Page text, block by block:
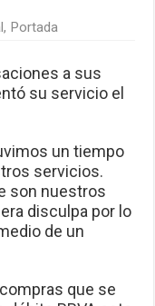
, Portada
a sus
su servicio el
un tiempo
servicios.
son nuestros
disculpa por lo
de un
que se